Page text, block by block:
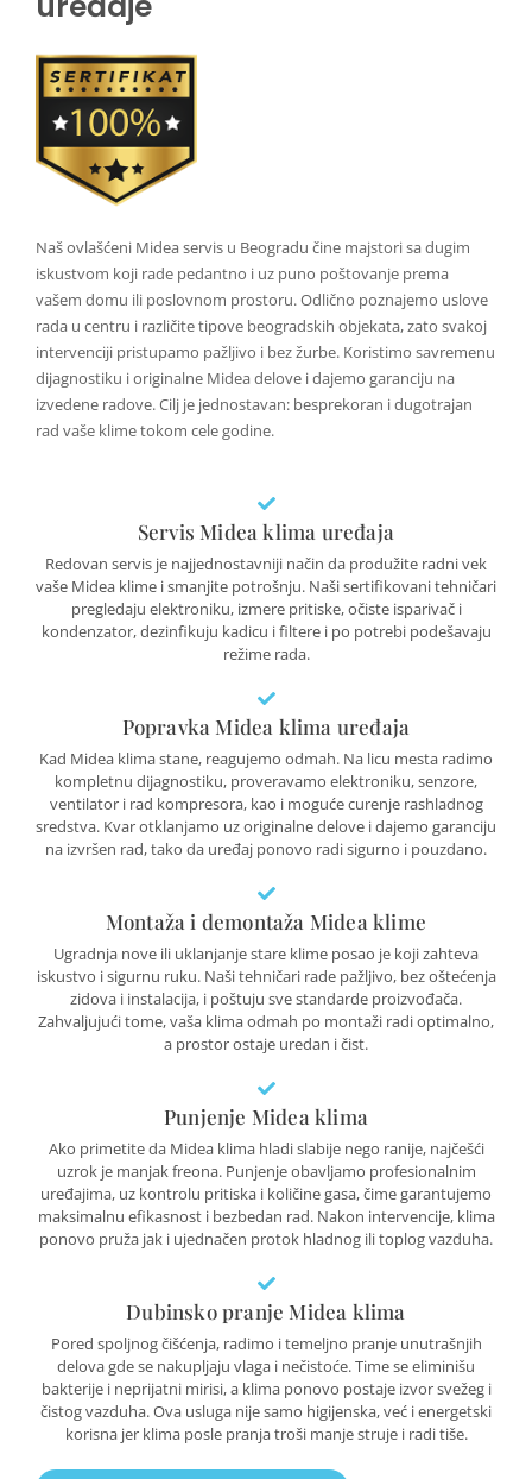
Naš ovlašćeni Midea servis u Beogradu čine majstori sa dugim
iskustvom koji rade pedantno i uz puno poštovanje prema
vašem domu ili poslovnom prostoru. Odlično poznajemo uslove
rada u centru i različite tipove beogradskih objekata, zato svakoj
intervenciji pristupamo pažljivo i bez žurbe. Koristimo savremenu
dijagnostiku i originalne Midea delove i dajemo garanciju na
izvedene radove. Cilj je jednostavan: besprekoran i dugotrajan
rad vaše klime tokom cele godine.
Servis Midea klima uređaja
Redovan servis je najjednostavniji način da produžite radni vek
vaše Midea klime i smanjite potrošnju. Naši sertifikovani tehničari
pregledaju elektroniku, izmere pritiske, očiste isparivač i
kondenzator, dezinfikuju kadicu i filtere i po potrebi podešavaju
režime rada.
Popravka Midea klima uređaja
Kad Midea klima stane, reagujemo odmah. Na licu mesta radimo
kompletnu dijagnostiku, proveravamo elektroniku, senzore,
ventilator i rad kompresora, kao i moguće curenje rashladnog
sredstva. Kvar otklanjamo uz originalne delove i dajemo garanciju
na izvršen rad, tako da uređaj ponovo radi sigurno i pouzdano.
Montaža i demontaža Midea klime
Ugradnja nove ili uklanjanje stare klime posao je koji zahteva
iskustvo i sigurnu ruku. Naši tehničari rade pažljivo, bez oštećenja
zidova i instalacija, i poštuju sve standarde proizvođača.
Zahvaljujući tome, vaša klima odmah po montaži radi optimalno,
a prostor ostaje uredan i čist.
Punjenje Midea klima
Ako primetite da Midea klima hladi slabije nego ranije, najčešći
uzrok je manjak freona. Punjenje obavljamo profesionalnim
uređajima, uz kontrolu pritiska i količine gasa, čime garantujemo
maksimalnu efikasnost i bezbedan rad. Nakon intervencije, klima
ponovo pruža jak i ujednačen protok hladnog ili toplog vazduha.
Dubinsko pranje Midea klima
Pored spoljnog čišćenja, radimo i temeljno pranje unutrašnjih
delova gde se nakupljaju vlaga i nečistoće. Time se eliminišu
bakterije i neprijatni mirisi, a klima ponovo postaje izvor svežeg i
čistog vazduha. Ova usluga nije samo higijenska, već i energetski
korisna jer klima posle pranja troši manje struje i radi tiše.